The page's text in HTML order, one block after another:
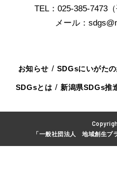
TEL：025-385-7473
メール：
お知らせ SDGsにいがた
SDGsとは 新潟県SDGs推
「一般社団法人 地域創生プ